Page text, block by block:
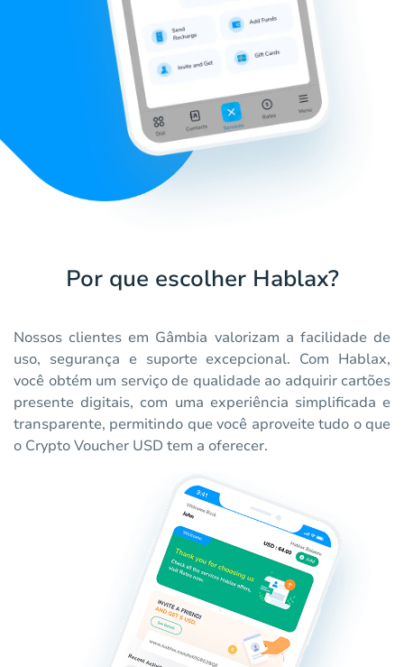
Por que escolher Hablax?
Nossos clientes em Gâmbia valorizam a facilidade de
uso, segurança e suporte excepcional. Com Hablax,
você obtém um serviço de qualidade ao adquirir cartões
presente digitais, com uma experiência simplificada e
transparente, permitindo que você aproveite tudo o que
o Crypto Voucher USD tem a oferecer.